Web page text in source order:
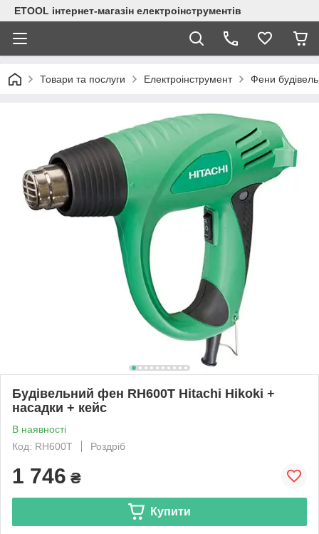
ETOOL інтернет-магазін електроінструментів
Товари та послуги Електроінструмент Фени
Будівельний фен RH600T Hitachi Hikoki +
насадки + кейс
В наявності
Код: RH600T
Роздріб
1 746 ₴
Купити